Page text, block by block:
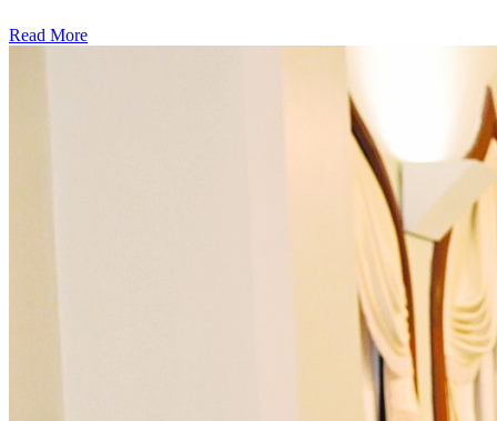
Read More